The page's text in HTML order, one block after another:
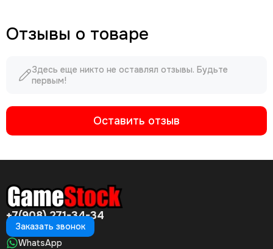
Отзывы о товаре
Здесь еще никто не оставлял отзывы. Будьте
первым!
Оставить отзыв
+7(908) 271-34-34
Заказать звонок
WhatsApp